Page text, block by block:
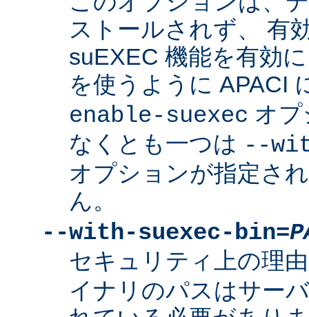
ストールされず、 有
suEXEC 機能を有効
を使うように APACI
enable-suexec オ
なくとも一つは --
オプションが指定さ
ん。
--with-suexec-bin=
セキュリティ上の理
イナリのパスはサー